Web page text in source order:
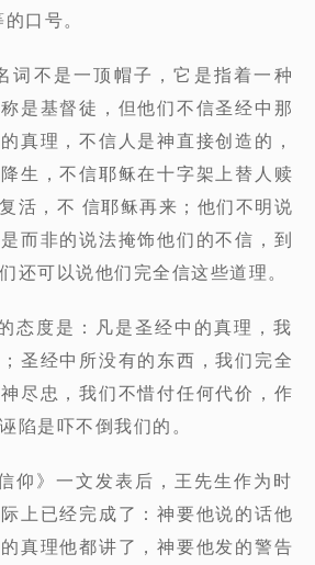
口号。
词不是一顶帽子，它是指着一种
是基督徒，但他们不信圣经中那
真理，不信人是神直接创造的，
生，不信耶稣在十字架上替人赎
活，不 信耶稣再来；他们不明说
而非的说法掩饰他们的不信，到
还可以说他们完全信这些道理。
态度是：凡是圣经中的真理，我
圣经中所没有的东西，我们完全
尽忠，我们不惜付任何代价，作
陷是吓不倒我们的。
仰》一文发表后，王先生作为时
上已经完成了：神要他说的话他
真理他都讲了，神要他发的警告